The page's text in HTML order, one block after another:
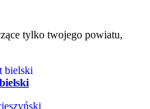
tylko twojego powiatu,